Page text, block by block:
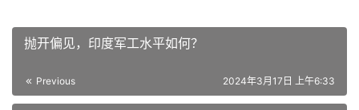
抛开偏见，印度军工水平如何？
Previous 2024年3月17日 上午6:33